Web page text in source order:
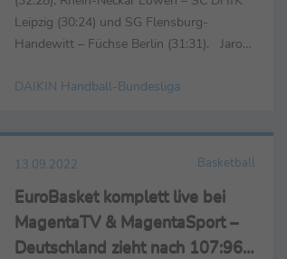
Leipzig (30:24) und SG Flensburg-
Handewitt – Füchse Berlin (31:31). Jaron
Spiel: „Beide Mannschaften haben alles
es ein enges Ding. Mit dem Unentschieden
DAIKIN Handball-Bundesliga
13.09.2022 Basketball
EuroBasket komplett live bei
MagentaTV & MagentaSport –
Deutschland zieht nach 107:96